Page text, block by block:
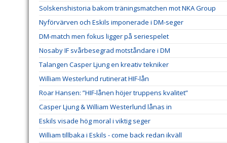
Solskenshistoria bakom träningsmatchen mot NKA Group
Nyförvärven och Eskils imponerade i DM-seger
DM-match men fokus ligger på seriespelet
Nosaby IF svårbesegrad motståndare i DM
Talangen Casper Ljung en kreativ tekniker
William Westerlund rutinerat HIF-lån
Roar Hansen: ”HIF-lånen höjer truppens kvalitet”
Casper Ljung & William Westerlund lånas in
Eskils visade hög moral i viktig seger
William tillbaka i Eskils - come back redan ikväll